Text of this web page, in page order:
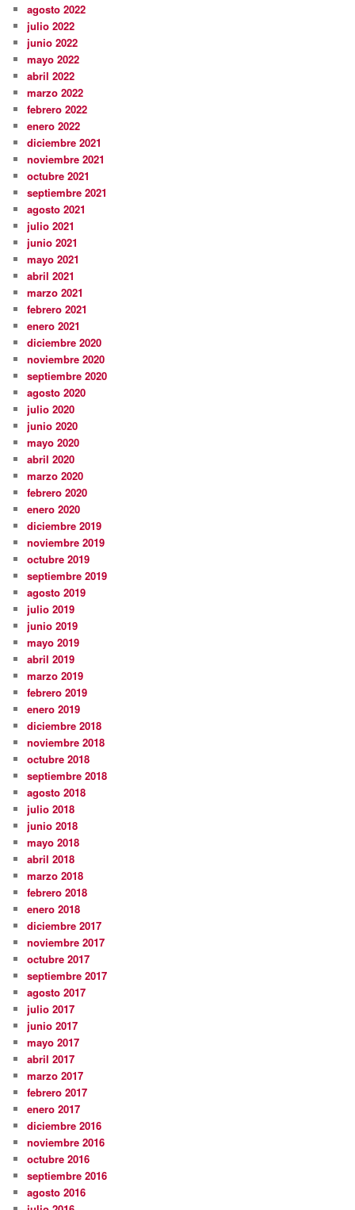
agosto 2022
julio 2022
junio 2022
mayo 2022
abril 2022
marzo 2022
febrero 2022
enero 2022
diciembre 2021
noviembre 2021
octubre 2021
septiembre 2021
agosto 2021
julio 2021
junio 2021
mayo 2021
abril 2021
marzo 2021
febrero 2021
enero 2021
diciembre 2020
noviembre 2020
septiembre 2020
agosto 2020
julio 2020
junio 2020
mayo 2020
abril 2020
marzo 2020
febrero 2020
enero 2020
diciembre 2019
noviembre 2019
octubre 2019
septiembre 2019
agosto 2019
julio 2019
junio 2019
mayo 2019
abril 2019
marzo 2019
febrero 2019
enero 2019
diciembre 2018
noviembre 2018
octubre 2018
septiembre 2018
agosto 2018
julio 2018
junio 2018
mayo 2018
abril 2018
marzo 2018
febrero 2018
enero 2018
diciembre 2017
noviembre 2017
octubre 2017
septiembre 2017
agosto 2017
julio 2017
junio 2017
mayo 2017
abril 2017
marzo 2017
febrero 2017
enero 2017
diciembre 2016
noviembre 2016
octubre 2016
septiembre 2016
agosto 2016